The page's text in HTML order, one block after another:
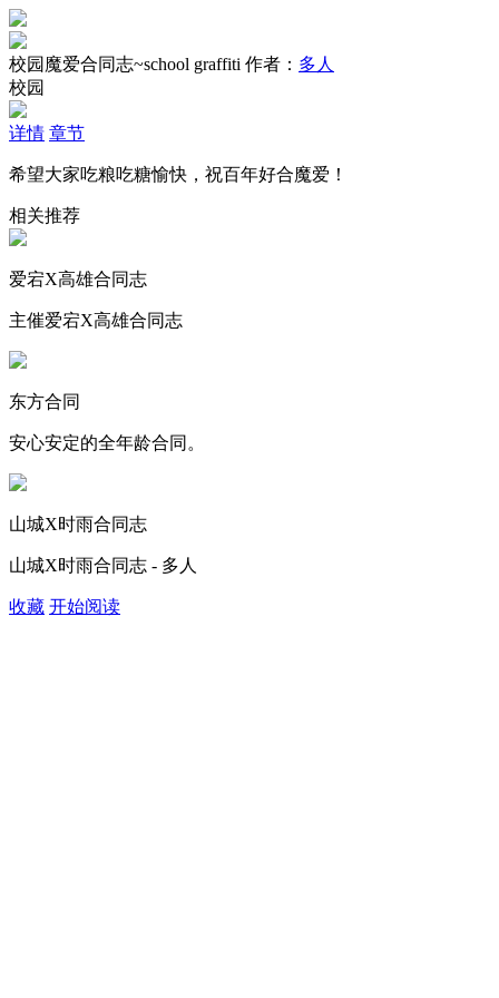
校园魔爱合同志~school graffiti 作者： 多人
校园
详情 章节
希望大家吃粮吃糖愉快，祝百年好合魔爱！
相关推荐
爱宕X高雄合同志
主催爱宕X高雄合同志
东方合同
安心安定的全年龄合同。
山城X时雨合同志
山城X时雨合同志 - 多人
收藏 开始阅读